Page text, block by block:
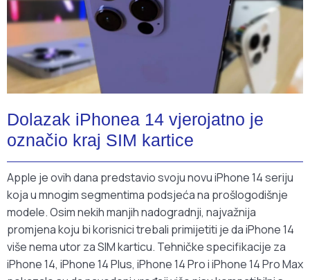
Dolazak iPhonea 14 vjerojatno je
označio kraj SIM kartice
Apple je ovih dana predstavio svoju novu iPhone 14 seriju
koja u mnogim segmentima podsjeća na prošlogodišnje
modele. Osim nekih manjih nadogradnji, najvažnija
promjena koju bi korisnici trebali primijetiti je da iPhone 14
više nema utor za SIM karticu. Tehničke specifikacije za
iPhone 14, iPhone 14 Plus, iPhone 14 Pro i iPhone 14 Pro Max